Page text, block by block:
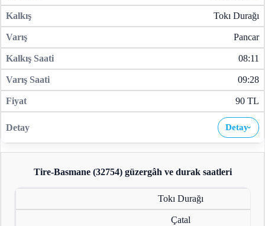
Tokı Durağı
Pancar
08:11
09:28
90 TL
Detay›
Tire-Basmane (32754)güzergâh ve durak saatleri
Tokı Durağı
Çatal